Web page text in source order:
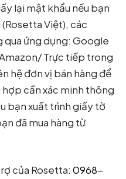
lại mật khẩu nếu bạn
Việt), các
qua ứng dụng: Google
Trực tiếp trong
hệ đơn vị bán hàng để
cần xác minh thông
bạn xuất trình giấy tờ
đã mua hàng từ
của Rosetta: 0968-